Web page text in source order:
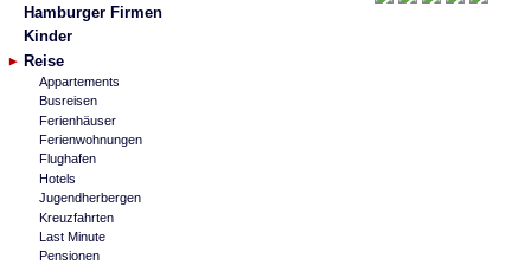
Hamburger Firmen
Kinder
Reise
Appartements
Busreisen
Ferienhäuser
Ferienwohnungen
Flughafen
Hotels
Jugendherbergen
Kreuzfahrten
Last Minute
Pensionen